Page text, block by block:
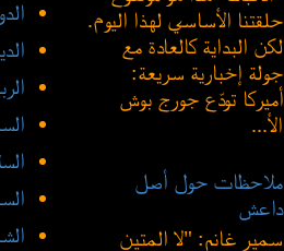
حلقتنا الأساسي لهذا اليوم.
لكن البداية كالعادة مع
جولة إخبارية سريعة:
أميركا تودّع جورج بوش
الأ...
ملاحظات حول أصل
داعش
سمير غانم: "لا المتين